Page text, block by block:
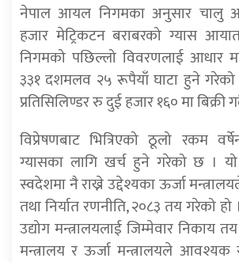
नेपाल आयल निगमका अनुसार चालु
हजार मेट्रिकटन बराबरको ग्यास
निगमको पछिल्लो विवरणलाई आधार
३३१ दशमलव २५ रूपैयाँ घाटा हुने
प्रतिसिलिण्डर रु दुई हजार १६० मा बिक्री
विप्रेषणबाट भित्रिएको ठूलो रकम
ग्यासका लागि खर्च हुने गरेको छ ।
स्वदेशमा नै राख्ने उद्देश्यका ऊर्जा
तथा निर्यात रणनीति, २०८३ तय गरेको हो
उद्योग मन्त्रालयलाई जिम्मेवार निकाय
मन्त्रालय र ऊर्जा मन्त्रालयले